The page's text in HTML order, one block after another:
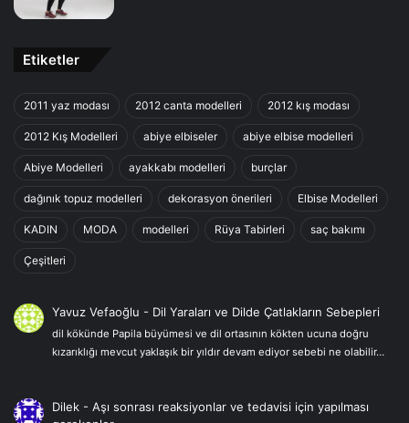
Etiketler
2011 yaz modası 2012 canta modelleri 2012 kış modası
2012 Kış Modelleri abiye elbiseler abiye elbise modelleri
Abiye Modelleri ayakkabı modelleri burçlar
dağınık topuz modelleri dekorasyon önerileri Elbise Modelleri
KADIN MODA modelleri Rüya Tabirleri saç bakımı
Çeşitleri
Yavuz Vefaoğlu - Dil Yaraları ve Dilde Çatlakların Sebepleri
dil kökünde Papila büyümesi ve dil ortasının kökten ucuna doğru
kızarıklığı mevcut yaklaşık bir yıldır devam ediyor sebebi ne olabilir…
Dilek -Aşı sonrası reaksiyonlar ve tedavisi için yapılması